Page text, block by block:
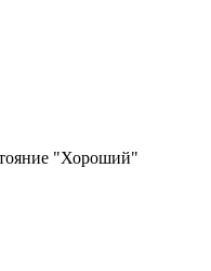
"Хороший"